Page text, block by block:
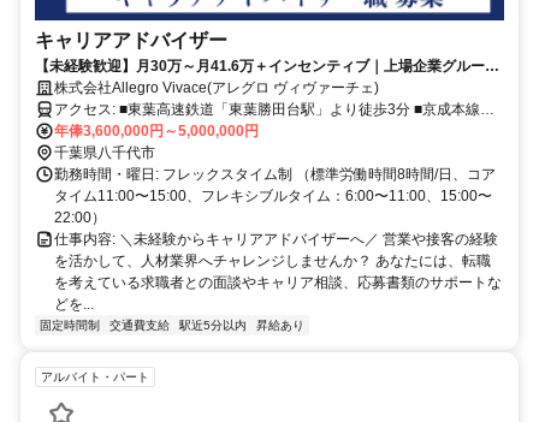
キャリアアドバイザー
【未経験歓迎】月30万～月41.6万＋インセンティブ｜上場企業グループ
の新会社でキャリアアドバイザー
株式会社Allegro Vivace(アレグロ ヴィヴァーチェ)
アクセス: ■東葉高速鉄道「東葉勝田台駅」より徒歩3分 ■京成本線
「京成勝田台駅」より徒歩4分 複数路線が利用できるため、通勤にも
便利なオフィスです。
年俸3,600,000円～5,000,000円
千葉県八千代市
勤務時間・曜日: フレックスタイム制 （標準労働時間8時間/日、コア
タイム11:00〜15:00、フレキシブルタイム：6:00〜11:00、15:00〜
22:00）
仕事内容: ＼未経験からキャリアアドバイザーへ／ 営業や接客の経験
を活かして、人材業界へチャレンジしませんか？ あなたには、転職
を考えている求職者との面談やキャリア相談、応募書類のサポートな
どを...
固定時間制 交通費支給 駅近5分以内 昇給あり
アルバイト・パート